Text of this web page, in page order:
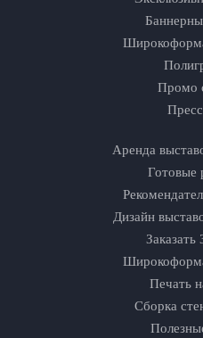
Промо
Аренда
Готовые
Дизайн
Заказать
Печать
Сборка